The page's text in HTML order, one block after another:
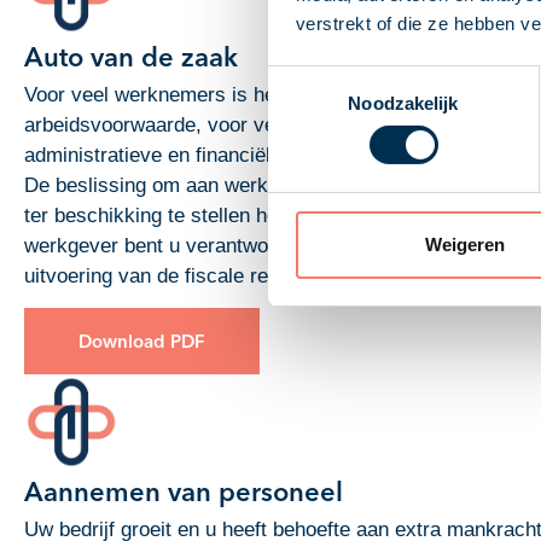
verstrekt of die ze hebben
Noodzakelijk
Weigeren
Auto van de zaak
Voor veel werknemers is het een belangrijke
arbeidsvoorwaarde, voor veel werkgevers een
administratieve en financiële last: de auto van de zaak.
De beslissing om aan werknemers een auto van de zaak
ter beschikking te stellen heeft nogal wat gevolgen. Als
werkgever bent u verantwoordelijk voor een juiste
uitvoering van de fiscale regels.
Download PDF
Aannemen van personeel
Uw bedrijf groeit en u heeft behoefte aan extra